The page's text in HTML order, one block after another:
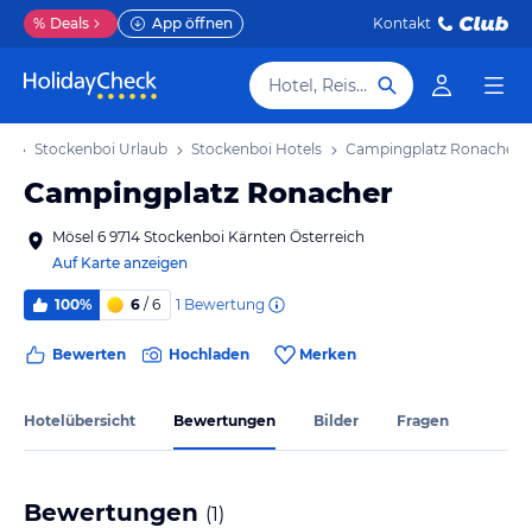
% Deals App öffnen Kontakt
Hotel, Reiseziel
Stockenboi Urlaub Stockenboi Hotels Campingplatz Ronacher
Campingplatz Ronacher
Mösel 6 9714 Stockenboi Kärnten Österreich
Auf Karte anzeigen
100% 6 / 6 1 Bewertung
Bewerten Hochladen Merken
Hotelübersicht Bewertungen Bilder Fragen
Bewertungen (1)